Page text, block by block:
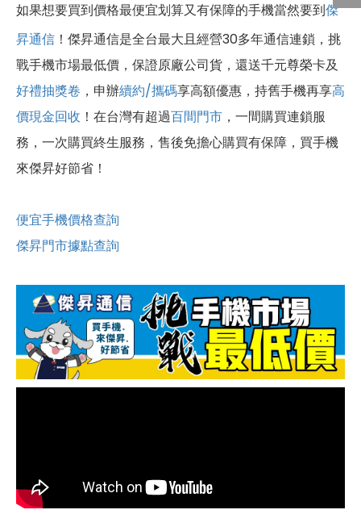
如果想要買到價格最便宜划算又有保障的手機當然要到傑
昇通信 ！傑昇通信是全台最大且經營30多年通信連鎖，挑
戰手機市場最低價，保證原廠公司貨，還送千元尊榮卡及
好禮抽獎卷 ，申辦續約/攜碼享高額優惠，持舊手機再享高
價現金回收 ！ 在台灣有超過百間門市 ，一間購買連鎖服
務，一次購買終生服務，售後免擔心購買有保障，買手機
來傑昇好節省！
便宜手機價格查詢
傑昇門市據點查詢